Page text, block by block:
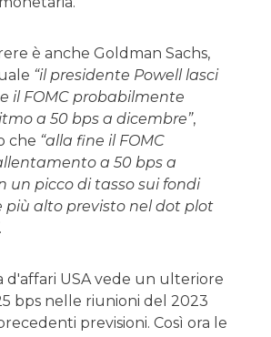
è anche Goldman Sachs,
“il presidente Powell lasci
il FOMC probabilmente
a 50 bps a dicembre”,
che “alla fine il FOMC
a 50 bps a
un picco di tasso sui fondi
più alto previsto nel dot plot
.
d'affari USA vede un ulteriore
bps nelle riunioni del 2023
previsioni. Così ora le